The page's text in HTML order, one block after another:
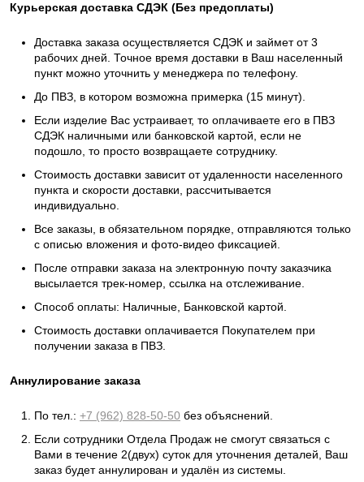
Курьерская доставка СДЭК (Без предоплаты)
Доставка заказа осуществляется СДЭК и займет от 3
рабочих дней. Точное время доставки в Ваш населенный
пункт можно уточнить у менеджера по телефону.
До ПВЗ, в котором возможна примерка (15 минут).
Если изделие Вас устраивает, то оплачиваете его в ПВЗ
СДЭК наличными или банковской картой, если не
подошло, то просто возвращаете сотруднику.
Стоимость доставки зависит от удаленности населенного
пункта и скорости доставки, рассчитывается
индивидуально.
Все заказы, в обязательном порядке, отправляются только
с описью вложения и фото-видео фиксацией.
После отправки заказа на электронную почту заказчика
высылается трек-номер, ссылка на отслеживание.
Способ оплаты: Наличные, Банковской картой.
Стоимость доставки оплачивается Покупателем при
получении заказа в ПВЗ.
Аннулирование заказа
По тел .: +7 (962) 828-50-50 без объяснений.
Если сотрудники Отдела Продаж не смогутсвязаться с
Вами в течение 2(двух) суток для уточнения деталей, Ваш
заказ будет аннулирован и удалён из системы.